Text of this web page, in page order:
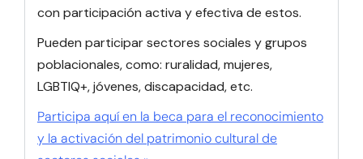
con participación activa y efectiva de estos.
Pueden participar sectores sociales y grupos
poblacionales, como: ruralidad, mujeres,
LGBTIQ+, jóvenes, discapacidad, etc.
Participa aquí en la beca para el reconocimiento
y la activación del patrimonio cultural de